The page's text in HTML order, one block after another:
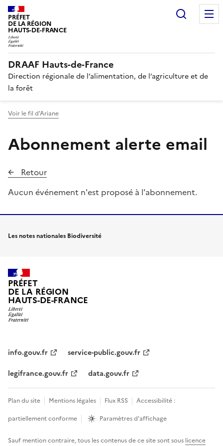
PRÉFET
DE LA RÉGION
HAUTS-DE-FRANCE
DRAAF Hauts-de-France
Direction régionale de l’alimentation, de l’agriculture et de
la forêt
Voir le fil d'Ariane
Abonnement alerte email
Retour
Aucun événement n'est proposé à l'abonnement.
Les notes nationales Biodiversité
PRÉFET
DE LA RÉGION
HAUTS-DE-FRANCE
info.gouv.fr
service-public.gouv.fr
legifrance.gouv.fr
data.gouv.fr
Plan du site Mentions légales Flux RSS
Accessibilité :
partiellement conforme
Paramètres d'affichage
Sauf mention contraire, tous les contenus de ce site sont sous licence